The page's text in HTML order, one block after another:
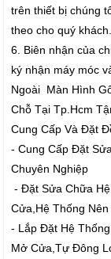
trên thiết bị chúng
theo cho quý khách.
6. Biên nhận của
ký nhận máy móc
Ngoài Màn Hình
Chỗ Tại Tp.Hcm
Cung Cấp Và Đặt
- Cung Cấp Đặt
Chuyên Nghiệp
- Đặt Sửa Chữa
Cửa,Hệ Thống
- Lắp Đặt Hệ
Mở Cửa,Tự Đông